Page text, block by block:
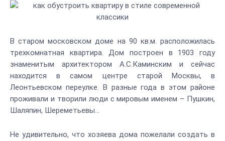
В старом московском доме на 90 кв.м. расположилась
трехкомнатная квартира. Дом построен в 1903 году
знаменитым архитектором А.С.Каминским и сейчас
находится в самом центре старой Москвы, в
Леонтьевском переулке. В разные года в этом районе
проживали и творили люди с мировым именем – Пушкин,
Шаляпин, Шереметьевы…
Не удивительно, что хозяева дома пожелали создать в